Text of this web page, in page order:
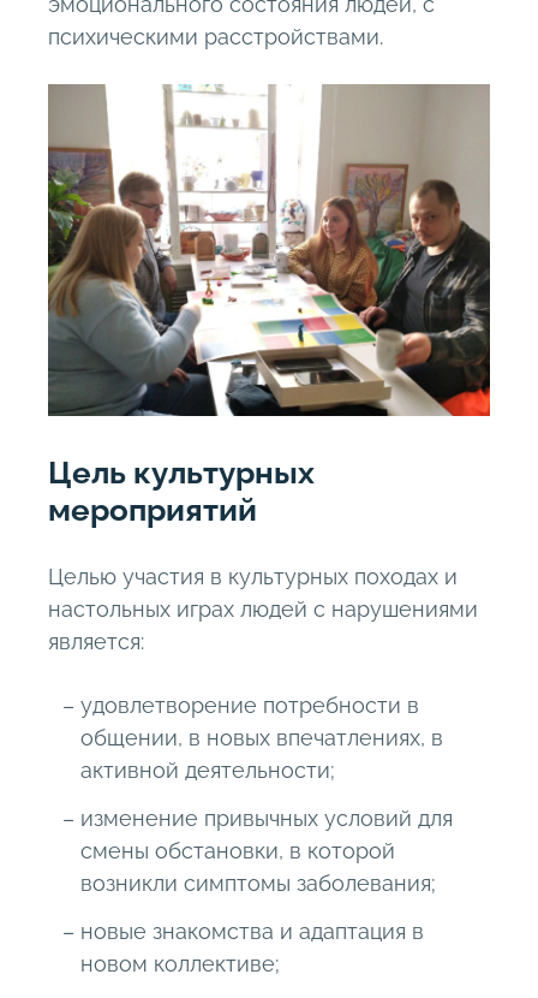
психическими расстройствами.
Цель культурных
мероприятий
Целью участия в культурных походах и
настольных играх людей с нарушениями
является:
удовлетворение потребности в
общении, в новых впечатлениях, в
активной деятельности;
изменение привычных условий для
смены обстановки, в которой
возникли симптомы заболевания;
новые знакомства и адаптация в
новом коллективе;